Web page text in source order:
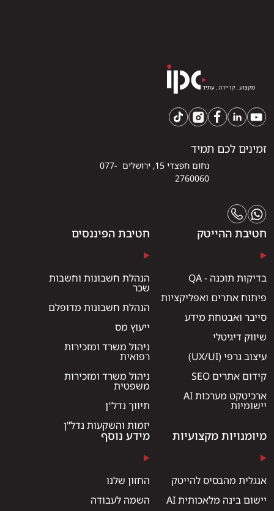
זמינים לכם תמיד
נחום חפצדי 15, ירושלים 077-
2760060
חטיבת ההייטק
בדיקות תוכנה - QA
פיתוח אתרים ואפליקציות
סייבר ואבטחת מידע
שיווק דיגיטלי
עיצוב גרפי (UX/UI)
קידום אתרים SEO
ארכיטקט מערכות AI
יישומיות
חטיבת הפיננסים
הנהלת חשבונות וחשבות
שכר
הנהלת חשבונות מדופלם
ייעוץ מס
ניהול משרד ומזכירות
רפואית
ניהול משרד ומזכירות
משפטית
תיווך נדל"ן
יזמות והשקעות נדל"ן
מיומנויות מקצועיות
אנגלית מהבסיס להייטק
יישום בינה מלאכותית AI
מידע נוסף
החזון שלנו
השמה לעבודה